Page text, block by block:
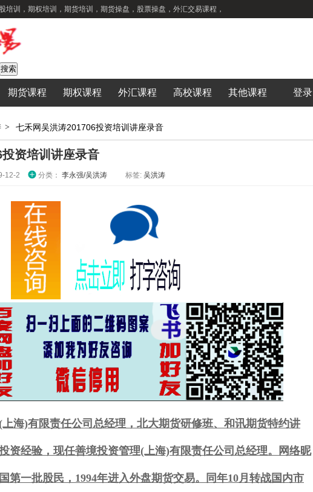
培训，期权培训，期货培训，期货操盘，股票操盘，外汇交易课程，
期货课程 期权课程 外汇课程 高校课程 其他课程 登录
七禾网吴洪涛201706投资培训讲座录音
资培训讲座录音
12-2 分类： 李永强/吴洪涛 标签: 吴洪涛
海)有限责任公司总经理，北大期货研修班、和讯期货特约讲
资经验，现任善境投资管理(上海)有限责任公司总经理。网络昵
第一批股民，1994年进入外盘期货交易。同年10月转战国内市